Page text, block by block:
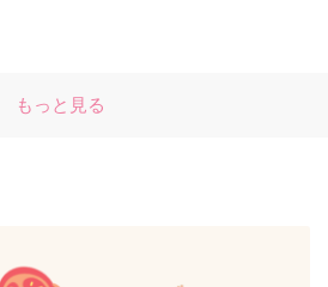
もっと見る